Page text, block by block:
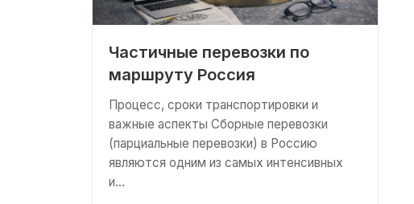
Частичные перевозки по
маршруту Россия
Процесс, сроки транспортировки и
важные аспекты Сборные перевозки
(парциальные перевозки) в Россию
являются одним из самых интенсивных
и…